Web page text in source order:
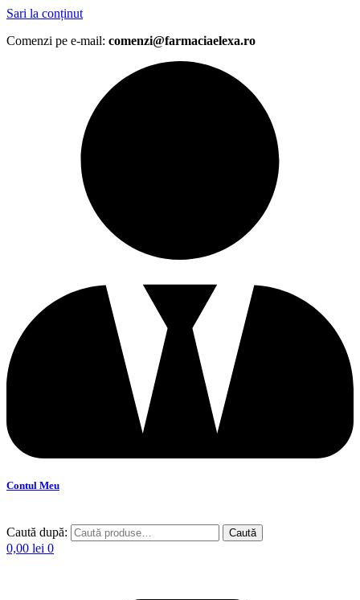
Sari la conținut
Comenzi pe e-mail: comenzi@farmaciaelexa.ro
Contul Meu
Caută după: Caută
0,00 lei 0